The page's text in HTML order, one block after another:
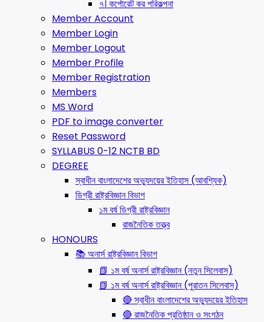
৭। কর্পোরেট কর পরিকল্পনা
Member Account
Member Login
Member Logout
Member Profile
Member Registration
Members
MS Word
PDF to image converter
Reset Password
SYLLABUS 0-12 NCTB BD
DEGREE
স্বাধীন বাংলাদেশের অভ্যুদয়ের ইতিহাস (আবশ্যিক)
ডিগ্রী রাষ্ট্রবিজ্ঞান বিভাগ
১ম বর্ষ ডিগ্রী রাষ্ট্রবিজ্ঞান
রাজনৈতিক তত্ত্ব
HONOURS
📚 অনার্স রাষ্ট্রবিজ্ঞান বিভাগ
📗 ১ম বর্ষ অনার্স রাষ্ট্রবিজ্ঞান (নতুন সিলেবাস)
📗 ১ম বর্ষ অনার্স রাষ্ট্রবিজ্ঞান (পুরাতন সিলেবাস)
🔴 স্বাধীন বাংলাদেশের অভ্যুদয়ের ইতিহাস
🔴 রাজনৈতিক প্রতিষ্ঠান ও সংগঠন